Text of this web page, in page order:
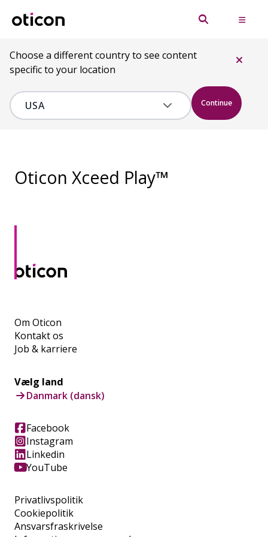
Choose a different country to see content
specific to your location
Continue
Oticon Xceed Play™
Om Oticon
Kontakt os
Job & karriere
Privatlivspolitik
Cookiepolitik
Ansvarsfraskrivelse
Vælg land
Danmark (dansk)
Facebook
Instagram
Linkedin
YouTube